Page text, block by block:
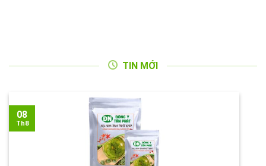
TIN MỚI
08
Th8